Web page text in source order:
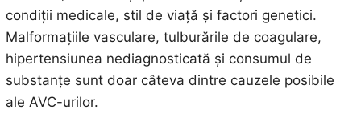
condiții medicale, stil de viață și factori genetici.
Malformațiile vasculare, tulburările de coagulare,
hipertensiunea nediagnosticată și consumul de
substanțe sunt doar câteva dintre cauzele posibile
ale AVC-urilor.